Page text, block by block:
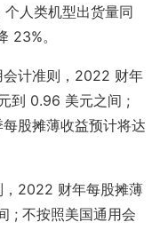
个人类机型出货量同
23%。
会计准则，2022 财年
到 0.96 美元之间 ;
股摊薄收益预计将达
，2022 财年每股摊薄
; 不按照美国通用会